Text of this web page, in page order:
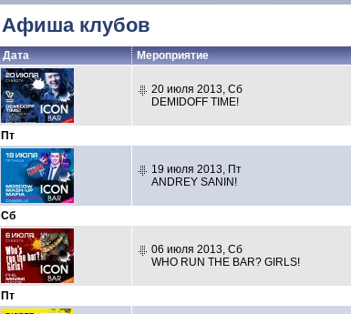
Афиша клубов
Дата Мероприятие
20 июля 2013, Сб
DEMIDOFF TIME!
Пт
19 июля 2013, Пт
ANDREY SANIN!
Сб
06 июля 2013, Сб
WHO RUN THE BAR? GIRLS!
Пт